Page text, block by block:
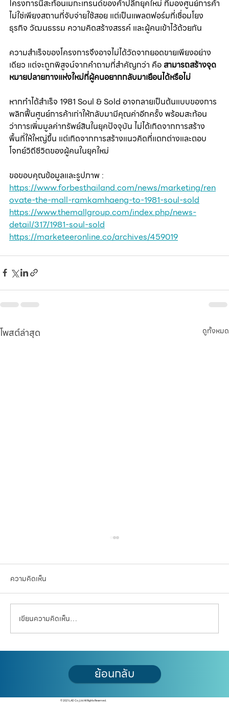
โครงการนี้สะท้อนเมกะเทรนด์ของค้าปลีกยุคใหม่ ที่มองศูนย์การค้า
ไม่ใช่เพียงสถานที่จับจ่ายใช้สอย แต่เป็นแพลตฟอร์มที่เชื่อมโยง
ธุรกิจ วัฒนธรรม ความคิดสร้างสรรค์ และผู้คนเข้าไว้ด้วยกัน
ความสำเร็จของโครงการจึงอาจไม่ได้วัดจากยอดขายเพียงอย่าง
เดียว แต่จะถูกพิสูจน์จากคำถามที่สำคัญกว่า คือ สามารถสร้างจุด
หมายปลายทางแห่งใหม่ที่ผู้คนอยากกลับมาเยือนได้หรือไม่
หากทำได้สำเร็จ 1981 Soul & Sold อาจกลายเป็นต้นแบบของการ
พลิกฟื้นศูนย์การค้าเก่าให้กลับมามีคุณค่าอีกครั้ง พร้อมสะท้อน
ว่าการเพิ่มมูลค่าทรัพย์สินในยุคปัจจุบัน ไม่ได้เกิดจากการสร้าง
พื้นที่ให้ใหญ่ขึ้น แต่เกิดจากการสร้างแนวคิดที่แตกต่างและตอบ
โจทย์วิถีชีวิตของผู้คนในยุคใหม่
ขอขอบคุณข้อมูลและรูปภาพ :
https://www.forbesthailand.com/news/marketing/ren
ovate-the-mall-ramkamhaeng-to-1981-soul-sold
https://www.themallgroup.com/index.php/news-
detail/317/1981-soul-sold
https://marketeeronline.co/archives/459019
โพสต์ล่าสุด ดูทั้งหมด
เช็ก 10 ประเด็นสำคัญ ก่อนหมดเขตยื่นคำร้อง
ความคิดเห็น
เขียนความคิดเห็น…
ย้อนกลับ
© 2021 LAD Co.,Ltd All Rights Reserved.